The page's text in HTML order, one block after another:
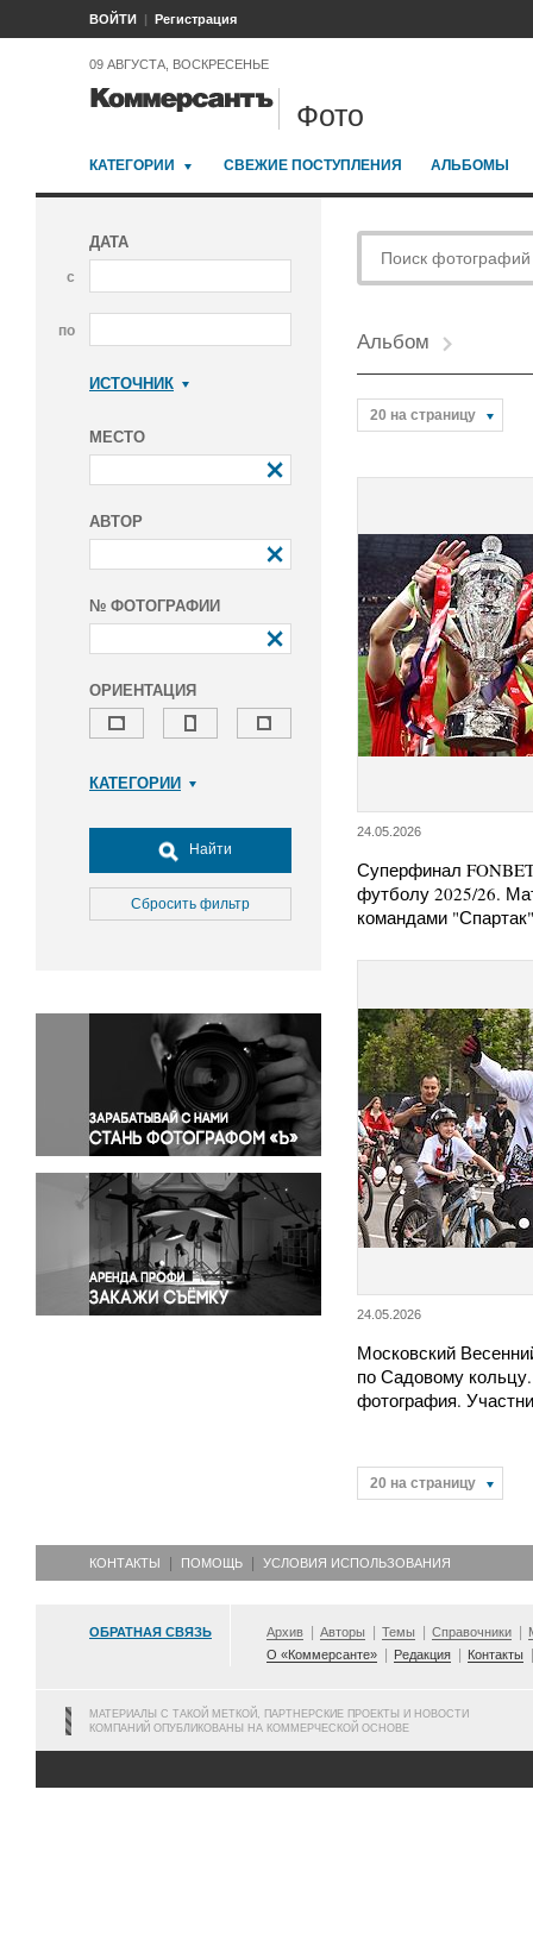
ВОЙТИ Регистрация
09 АВГУСТА, ВОСКРЕСЕНЬЕ
Фото
КАТЕГОРИИ СВЕЖИЕ ПОСТУПЛЕНИЯ АЛЬБОМЫ
ДАТА
с
по
ИСТОЧНИК
МЕСТО
АВТОР
№ ФОТОГРАФИИ
ОРИЕНТАЦИЯ
КАТЕГОРИИ
Досуг, туризм и отдых
Культура
Медицина
Окружающая среда
Политика
Правосудие
Происшествия и конфликты
Религия
Светская жизнь
Спорт
Экология
Экономика и бизнес
Найти
Сбросить фильтр
Альбом
20 на страницу
24.05.2026
Суперфинал
футболу 2025/26.
командами
24.05.2026
Московский
по Садовому
фотография.
20 на страницу
КОНТАКТЫ ПОМОЩЬ УСЛОВИЯ ИСПОЛЬЗОВАНИЯ
ОБРАТНАЯ СВЯЗЬ Архив Авторы Темы Справочники
О «Коммерсанте»
Редакция Контакты
МАТЕРИАЛЫ С ТАКОЙ МЕТКОЙ, ПАРТНЕРСКИЕ ПРОЕКТЫ И НОВОСТИ
КОМПАНИЙ ОПУБЛИКОВАНЫ НА КОММЕРЧЕСКОЙ ОСНОВЕ